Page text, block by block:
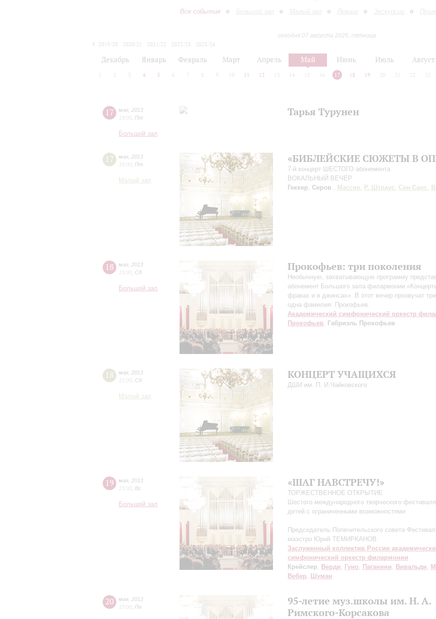
Все события Большой зал Малый зал Лекции Экскурсии
сегодня 07 августа 2026, пятница
2019/20
2020/21 2021/22 2022/23
2023/24
Декабрь Январь Февраль Март Апрель Май Июнь Июль Август
2 3 4 5 6 7 8 9 10 11 12 13 14 15 16 17 18 19 20 21 22 23
17 мая 2013
19:00 Пт
Большой зал
Тарья Турунен
17 мая 2013
19:00 Пт
Малый зал
«БИБЛЕЙСКИЕ СЮЖЕТЫ В
7-й концерт ШЕСТОГО абонемента
ВОКАЛЬНЫЙ ВЕЧЕР
Геккер, Серов , Массне, Р. Штраус, Сен-Санс,
18 мая 2013
19:00 Сб
Большой зал
Прокофьев: три поколения
Необычную, захватывающую программу
абонемент Большого зала филармонии
фраках и в джинсах». В этот вечер прозвучат
одна фамилия: Прокофьев.
Академический симфонический оркестр
Прокофьев, Габриэль Прокофьев
18 мая 2013
15:00 Сб
Малый зал
КОНЦЕРТ УЧАЩИХСЯ
ДШИ им. П. И.Чайковского
19 мая 2013
19:00 Вс
Большой зал
«ШАГ НАВСТРЕЧУ!»
ТОРЖЕСТВЕННОЕ ОТКРЫТИЕ
Шестого международного творческого фестиваля
детей с ограниченными возможностями
Председатель Попечительского совета
маэстро Юрий ТЕМИРКАНОВ
Заслуженный коллектив России
симфонический оркестр филармонии
Крейслер, Верди, Гуно, Паганини, Вивальди,
Вебер, Шуман
20 мая 2013
19:00 Пн
95-летие муз.школы им. Н. А.
Римского-Корсакова